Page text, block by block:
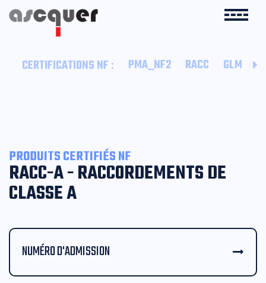
CERTIFICATIONS NF : PMA_NF2 RACC GLM
PRODUITS CERTIFIÉS NF
RACC-A - RACCORDEMENTS DE
CLASSE A
NUMÉRO D'ADMISSION